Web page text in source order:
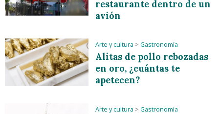
restaurante dentro de un
avión
Arte y cultura > Gastronomía
Alitas de pollo rebozadas
en oro, ¿cuántas te
apetecen?
Arte y cultura > Gastronomía